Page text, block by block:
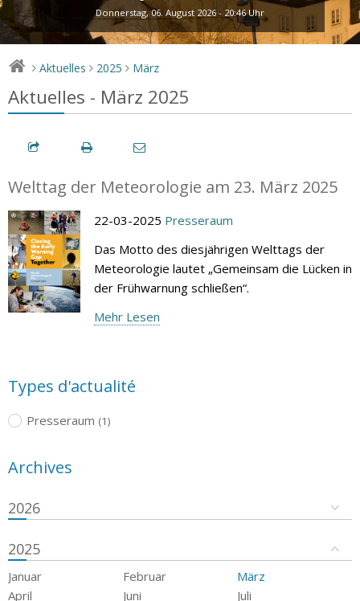
Donnerstag, 06. August 2026 - 20:46 Uhr
> Aktuelles > 2025 > März
Aktuelles - März 2025
Welttag der Meteorologie am 23. März 2025
22-03-2025 Presseraum
Das Motto des diesjährigen Welttags der
Meteorologie lautet „Gemeinsam die Lücken in
der Frühwarnung schließen“.
Mehr Lesen
Types d'actualité
Presseraum (1)
Archives
2026
2025
Januar Februar
März
April
Juni
Juli